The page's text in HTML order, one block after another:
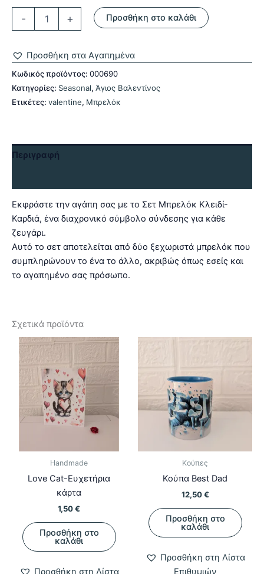
-
Μπρελόκ
ποσότητα
+ Προσθήκη στο καλάθι
Προσθήκη στα Αγαπημένα
Κωδικός προϊόντος: 000690
Κατηγορίες: Seasonal, Άγιος Βαλεντίνος
Ετικέτες: valentine, Μπρελόκ
Περιγραφή
Εκφράστε την αγάπη σας με το Σετ Μπρελόκ Κλειδί-
Καρδιά, ένα διαχρονικό σύμβολο σύνδεσης για κάθε
ζευγάρι.
Αυτό το σετ αποτελείται από δύο ξεχωριστά μπρελόκ που
συμπληρώνουν το ένα το άλλο, ακριβώς όπως εσείς και
το αγαπημένο σας πρόσωπο.
Σχετικά προϊόντα
Handmade
Love Cat-Ευχετήρια
κάρτα
1,50€
Προσθήκη στο
καλάθι
Προσθήκη στη Λίστα
Κούπες
Κούπα Best Dad
12,50€
Προσθήκη στο
καλάθι
Προσθήκη στη Λίστα
Επιθυμιών